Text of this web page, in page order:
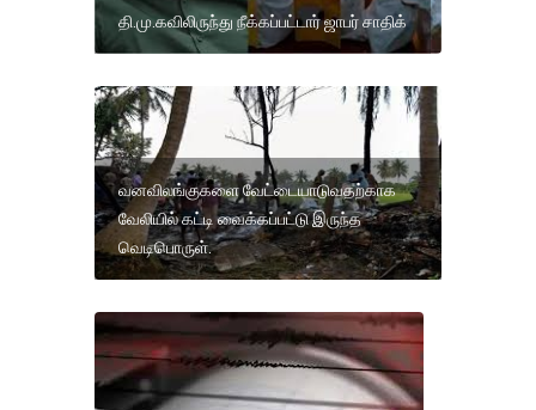
தி.மு.கவிலிருந்து நீக்கப்பட்டார் ஜாபர் சாதிக்
வனவிலங்குகளை வேட்டையாடுவதற்காக
வேலியில் கட்டி வைக்கப்பட்டு இருந்த
வெடிபொருள்.